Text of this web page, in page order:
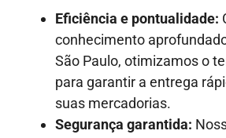
Eficiência e pontualidade:
conhecimento
São Paulo, otimizamos o
para garantir a entrega
suas mercadorias.
Segurança garantida: